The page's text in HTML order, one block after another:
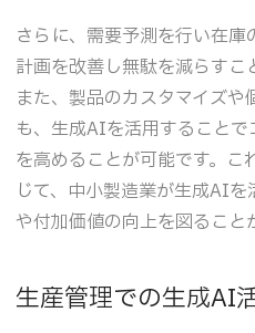
さらに、需要予測を行い在
計画を改善し無駄を減らすこ
また、製品のカスタマイズ
も、生成AIを活用すること
を高めることが可能です。
じて、中小製造業が生成AI
や付加価値の向上を図ること
生産管理での生成AI